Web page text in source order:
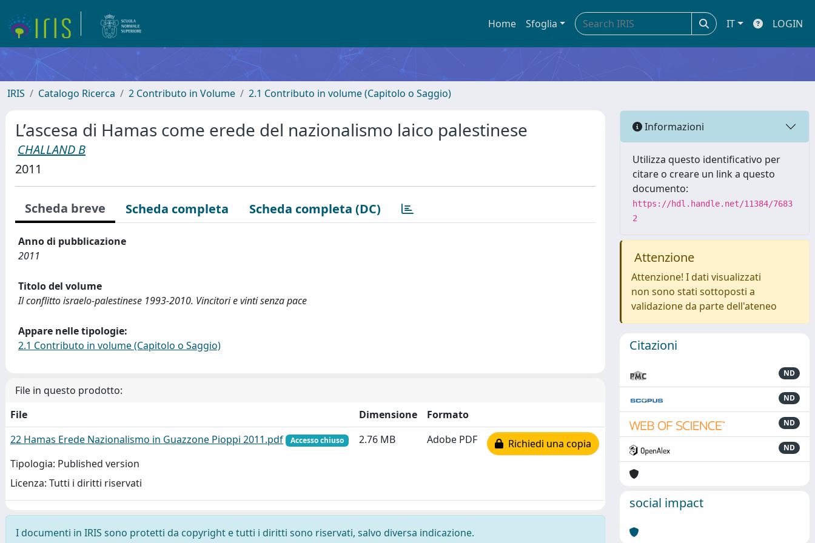
Home Sfoglia IT LOGIN
IRIS Catalogo Ricerca 2 Contributo in Volume 2.1 Contributo in volume (Capitolo o Saggio)
L’ascesa di Hamas come erede del nazionalismo laico palestinese
CHALLAND B
2011
Scheda breve Scheda completa Scheda completa (DC)
Anno di pubblicazione
2011
Titolo del volume
Il conflitto israelo-palestinese 1993-2010. Vincitori e vinti senza pace
Appare nelle tipologie:
2.1 Contributo in volume (Capitolo o Saggio)
File in questo prodotto:
File
Dimensione
Formato
22 Hamas Erede Nazionalismo in Guazzone Pioppi 2011.pdf
Accesso chiuso
Tipologia: Published version
Licenza: Tutti i diritti riservati
2.76 MB Adobe PDF Richiedi una copia
I documenti in IRIS sono protetti da copyright e tutti i diritti sono riservati, salvo diversa indicazione.
Informazioni
Utilizza questo identificativo per
citare o creare un link a questo
documento:
https://hdl.handle.net/11384/7683
2
Attenzione
Attenzione! I dati visualizzati
non sono stati sottoposti a
validazione da parte dell'ateneo
Citazioni
ND
ND
ND
ND
social impact